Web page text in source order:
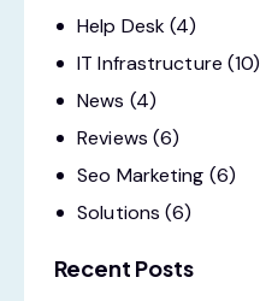
Help Desk(4)
IT Infrastructure (10)
News (4)
Reviews (6)
Seo Marketing (6)
Solutions (6)
Recent Posts